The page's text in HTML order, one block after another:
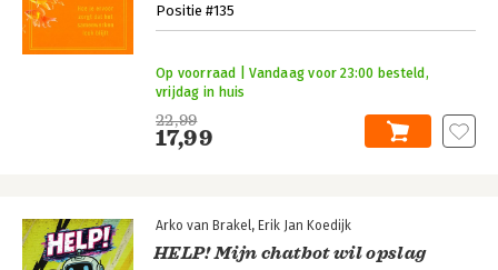
Positie #135
22,99
17,99
Op voorraad | Vandaag voor 23:00 besteld,
vrijdag in huis
Arko van Brakel Erik Jan Koedijk
HELP! Mijn chatbot wil opslag